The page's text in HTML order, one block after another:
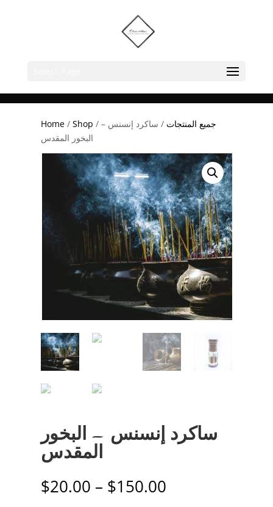
Home /Shop / جميع المنتجات / ساكرد إنسنس –
البخور المقدس
ساكرد إنسنس – البخور
المقدس
$20.00 – $150.00